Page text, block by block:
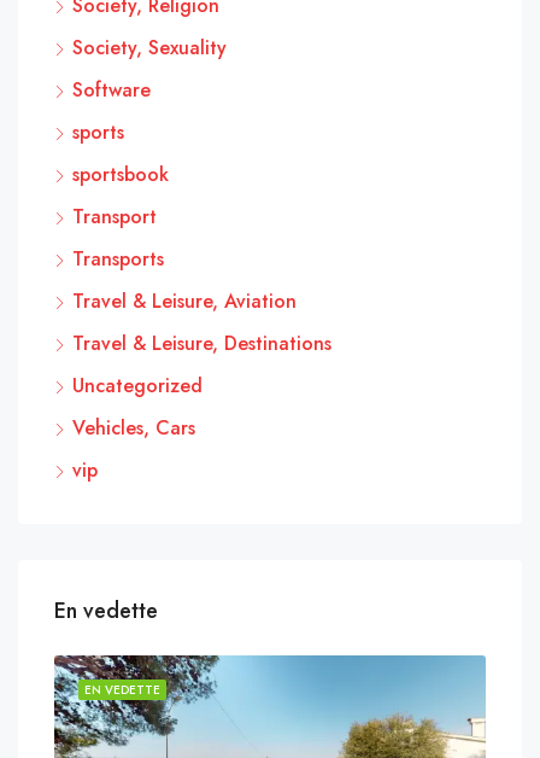
Society, Sexuality
Software
sports
sportsbook
Transport
Transports
Travel & Leisure, Aviation
Travel & Leisure, Destinations
Uncategorized
Vehicles, Cars
vip
En vedette
EN VEDETTE